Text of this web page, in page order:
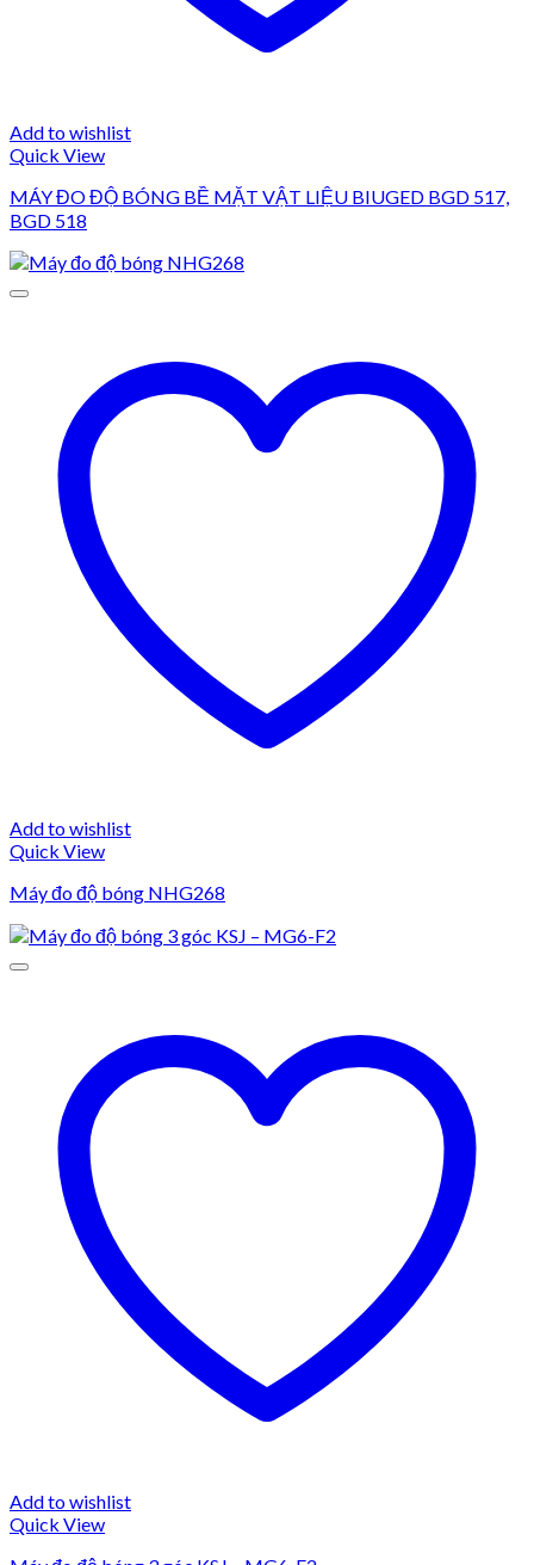
Add to wishlist
Quick View
MÁY ĐO ĐỘ BÓNG BỀ MẶT VẬT LIỆU BIUGED BGD 517,
BGD 518
Add to wishlist
Quick View
Máy đo độ bóng NHG268
Add to wishlist
Quick View